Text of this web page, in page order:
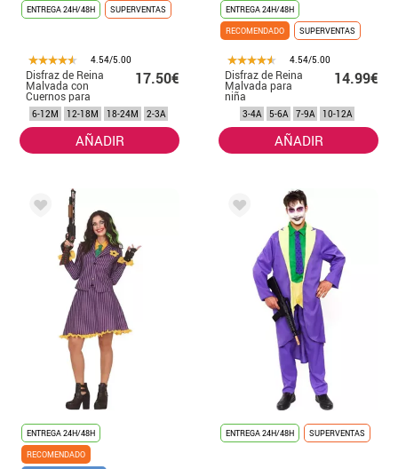
ENTREGA 24H/48H SUPERVENTAS
4.54/5.00
Disfraz de Reina
Malvada con
Cuernos para
bebé
17.50€
6-12M 12-18M 18-24M 2-3A
AÑADIR
ENTREGA 24H/48H
RECOMENDADO
SUPERVENTAS
4.54/5.00
Disfraz de Reina
Malvada para
niña
14.99€
3-4A 5-6A 7-9A 10-12A
AÑADIR
ENTREGA 24H/48H
RECOMENDADO
ENTREGA 24H/48H SUPERVENTAS